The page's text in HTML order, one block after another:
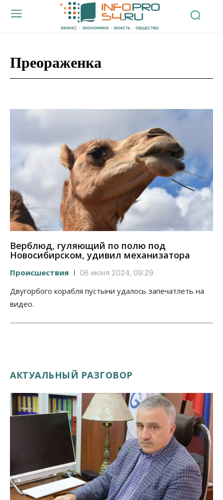
Преораженка
Верблюд, гуляющий по полю под
Новосибирском, удивил механизатора
Происшествия 06 июня 2024, 09:29
Двугорбого корабля пустыни удалось запечатлеть на
видео.
АКТУАЛЬНЫЙ РАЗГОВОР